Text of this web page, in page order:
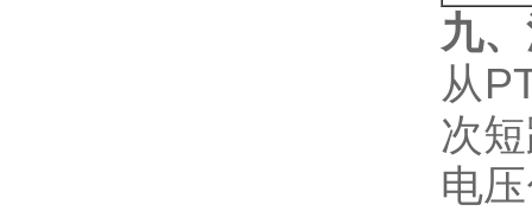
九
从
次
电